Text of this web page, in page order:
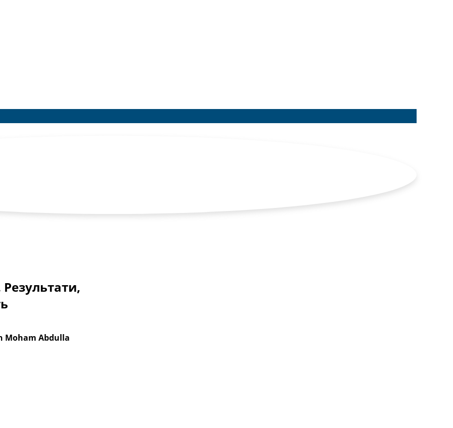
Результати,
Moham Abdulla